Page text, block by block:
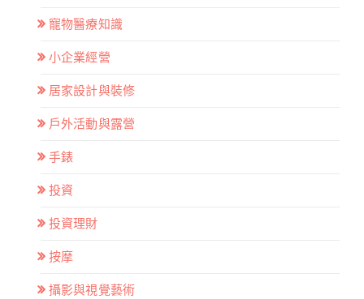
寵物醫療知識
小企業經營
居家設計與裝修
戶外活動與露營
手錶
投資
投資理財
按摩
攝影與視覺藝術